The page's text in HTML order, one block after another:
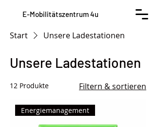
E-Mobilitätszentrum 4u
Start Unsere Ladestationen
Unsere Ladestationen
12 Produkte Filtern & sortieren
Energiemanagement